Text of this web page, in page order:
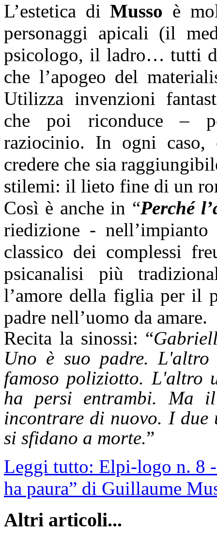
L’estetica diMusso è
personaggi apicali (il
psicologo, il ladro… tutti
che l’apogeo del
Utilizza invenzioni
che poi riconduce –
raziocinio. In ogni
credere che sia
stilemi: il lieto fine di un
Così è anche in “Perché
riedizione -
classico dei complessi
psicanalisi più
l’amore della figlia per il
padre nell’uomo da amare.
Recita la sinossi: “
Uno è suo padre.
famoso poliziotto. L'altro
ha persi entrambi. Ma
incontrare di nuovo. I due
si sfidano a morte.”
Leggi tutto: Elpi-logo n. 8 -
ha paura” di Guillaume
Altri articoli...